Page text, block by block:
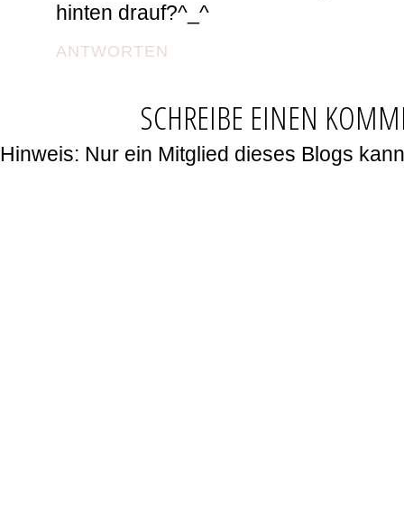
hinten drauf?^_^
ANTWORTEN
SCHREIBE EINEN
Hinweis: Nur ein Mitglied dieses Blogs